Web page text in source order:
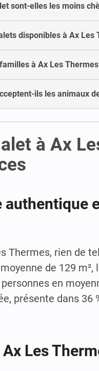
sont-elles les moins
disponibles à Ax Les
à Ax Les
ils les animaux
à Ax
Thermes, rien de
de 129
en
présente dans
Les